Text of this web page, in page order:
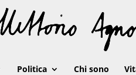
Politica Chi sono